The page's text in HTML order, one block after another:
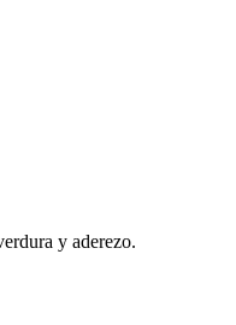
y aderezo.